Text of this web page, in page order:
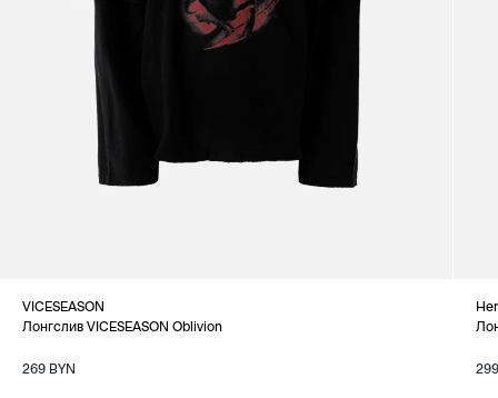
VICESEASON
Лонгслив VICESEASON Oblivion
269 BYN